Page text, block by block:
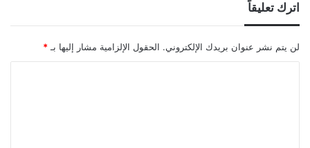
اترك تعليقاً
لن يتم نشر عنوان بريدك الإلكتروني. الحقول الإلزامية مشار إليها بـ *